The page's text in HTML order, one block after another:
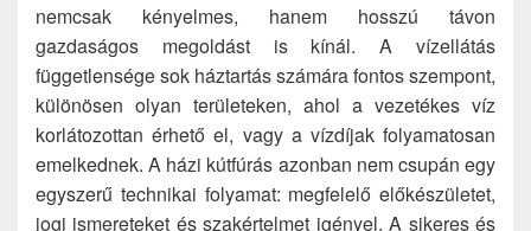
nemcsak kényelmes, hanem hosszú távon
gazdaságos megoldást is kínál. A vízellátás
függetlensége sok háztartás számára fontos szempont,
különösen olyan területeken, ahol a vezetékes víz
korlátozottan érhető el, vagy a vízdíjak folyamatosan
emelkednek. A házi kútfúrás azonban nem csupán egy
egyszerű technikai folyamat: megfelelő előkészületet,
jogi ismereteket és szakértelmet igényel. A sikeres és